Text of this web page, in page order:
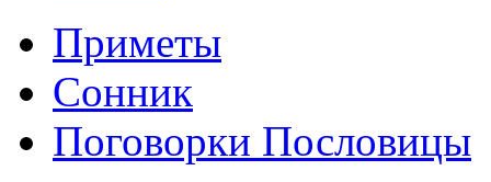
Приметы
Сонник
Поговорки Пословицы